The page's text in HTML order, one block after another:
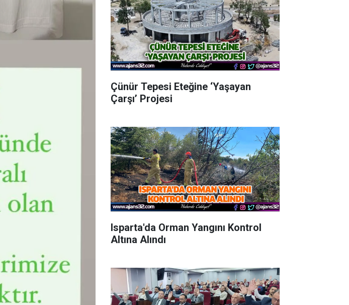
Çünür Tepesi Eteğine ‘Yaşayan
Çarşı’ Projesi
Isparta'da Orman Yangını Kontrol
Altına Alındı